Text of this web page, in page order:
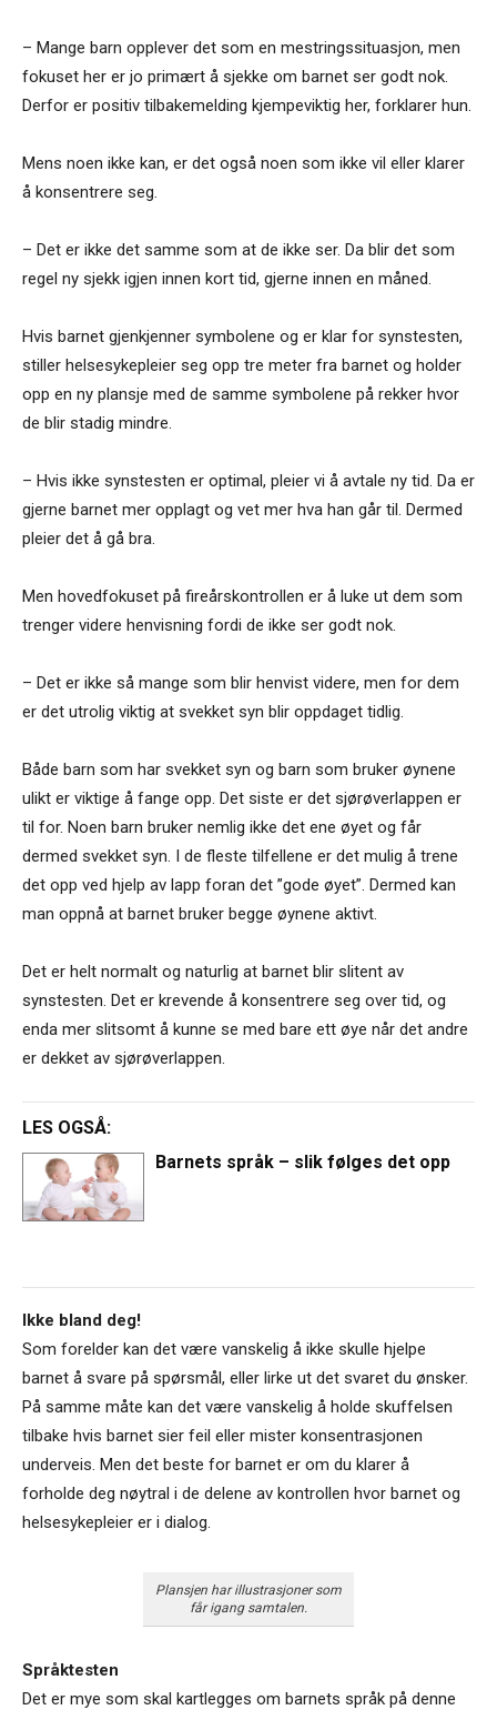
– Mange barn opplever det som en mestringssituasjon, men
fokuset her er jo primært å sjekke om barnet ser godt nok.
Derfor er positiv tilbakemelding kjempeviktig her, forklarer hun.
Mens noen ikke kan, er det også noen som ikke vil eller klarer
å konsentrere seg.
– Det er ikke det samme som at de ikke ser. Da blir det som
regel ny sjekk igjen innen kort tid, gjerne innen en måned.
Hvis barnet gjenkjenner symbolene og er klar for synstesten,
stiller helsesykepleier seg opp tre meter fra barnet og holder
opp en ny plansje med de samme symbolene på rekker hvor
de blir stadig mindre.
– Hvis ikke synstesten er optimal, pleier vi å avtale ny tid. Da er
gjerne barnet mer opplagt og vet mer hva han går til. Dermed
pleier det å gå bra.
Men hovedfokuset på fireårskontrollen er å luke ut dem som
trenger videre henvisning fordi de ikke ser godt nok.
– Det er ikke så mange som blir henvist videre, men for dem
er det utrolig viktig at svekket syn blir oppdaget tidlig.
Både barn som har svekket syn og barn som bruker øynene
ulikt er viktige å fange opp. Det siste er det sjørøverlappen er
til for. Noen barn bruker nemlig ikke det ene øyet og får
dermed svekket syn. I de fleste tilfellene er det mulig å trene
det opp ved hjelp av lapp foran det ”gode øyet”. Dermed kan
man oppnå at barnet bruker begge øynene aktivt.
Det er helt normalt og naturlig at barnet blir slitent av
synstesten. Det er krevende å konsentrere seg over tid, og
enda mer slitsomt å kunne se med bare ett øye når det andre
er dekket av sjørøverlappen.
LES OGSÅ:
Barnets språk – slik følges det opp
Ikke bland deg!
Som forelder kan det være vanskelig å ikke skulle hjelpe
barnet å svare på spørsmål, eller lirke ut det svaret du ønsker.
På samme måte kan det være vanskelig å holde skuffelsen
tilbake hvis barnet sier feil eller mister konsentrasjonen
underveis. Men det beste for barnet er om du klarer å
forholde deg nøytral i de delene av kontrollen hvor barnet og
helsesykepleier er i dialog.
Plansjen har illustrasjoner som
får igang samtalen.
Språktesten
Det er mye som skal kartlegges om barnets språk på denne